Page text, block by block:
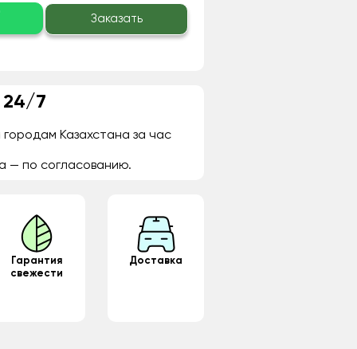
Заказать
24/7
Казахстана за час
— по согласованию.
Гарантия
свежести
Доставка